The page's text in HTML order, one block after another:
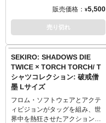
TORCH TORCH OFFICIAL
https://torchtorch.jp/
Lサイズ （73cm／55cm／50cm
／22cm）
XLサイズ （77cm／58cm／
XXLサイズ （84cm／68cm／
60cm／26cm）
──────────────────
■マテリアル
綿100% 5.6oz ヘビーウェイトボ
ディ
※杢灰のみ 綿90%、ポリエステ
ル10% 5.6oz ヘビーウェイトボ
乾いたタッチで、着こなしやす
く仕上げました。
生地はしっかりとした厚みの5.6
何度洗っても型崩れしづらく風
合いが出るのが特徴です。
──────────────────
■サイズ（着丈／身幅／肩幅／袖
丈）
Sサイズ （65cm／49cm／42cm
／19cm）
Mサイズ （69cm／52cm／46cm
アドベンチャーゲーム
『SEKIRO: SHADOWS DIE
TWICE』。「TORCH TORCH」
とのコラボレーションTシャツが
プレイヤーに苦戦を強いた強敵
「破戒僧」。高笑いとともに長
刀をふるう彼女の姿を、フロ
ム・ソフトウェア作品に関する
数々のファンアートが人気のイ
ラストレーター・芳川氏が耽美
な鉛筆画で描き下ろし。洗練さ
販売価格： ¥5,500
売り切れ
SEKIRO: SHADOWS DIE
TWICE × TORCH TORCH/ T
シャツコレクション: 破戒僧
墨 Lサイズ
フロム・ソフトウェアとアクテ
ィビジョンがタッグを組み、世
界中を熱狂させたアクション・